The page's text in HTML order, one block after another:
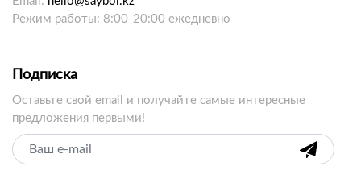
Режим работы: 8:00-20:00 ежедневно
Подписка
Оставьте свой email и получайте самые интересные
предложения первыми!